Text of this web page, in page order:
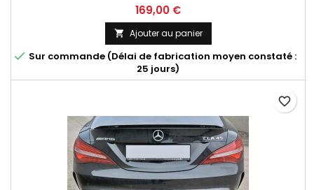
Prix
169,00 €
 Ajouter au panier
 Sur commande (Délai de fabrication moyen constaté :
25 jours)
favorite_border